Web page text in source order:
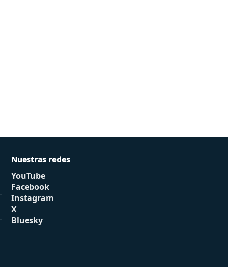
Nuestras redes
YouTube
Facebook
Instagram
X
Bluesky